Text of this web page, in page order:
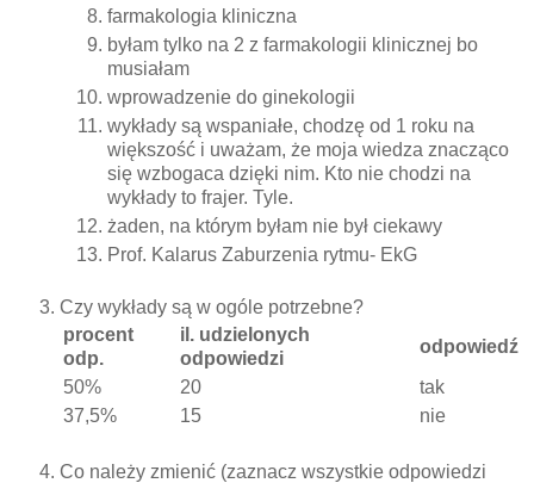
farmakologia kliniczna
byłam tylko na 2 z farmakologii klinicznej bo
musiałam
wprowadzenie do ginekologii
wykłady są wspaniałe, chodzę od 1 roku na
większość i uważam, że moja wiedza znacząco
się wzbogaca dzięki nim. Kto nie chodzi na
wykłady to frajer. Tyle.
żaden, na którym byłam nie był ciekawy
Prof. Kalarus Zaburzenia rytmu- EkG
Czy wykłady są w ogóle potrzebne?
procent
odp.
il. udzielonych
odpowiedzi
odpowiedź
50%
20
tak
37,5%
15 nie
Co należy zmienić (zaznacz wszystkie odpowiedzi